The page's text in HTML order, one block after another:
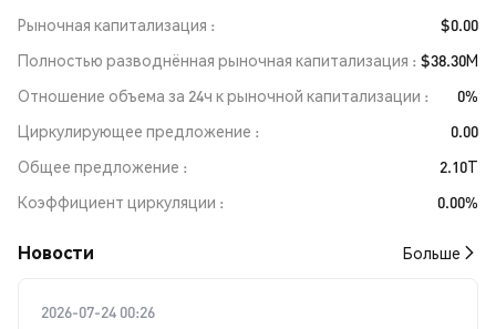
Рыночная капитализация
$0.00
Полностью разводнённая рыночная капитализация
$38.30M
Отношение объема за 24ч к рыночной капитализации
0%
Циркулирующее предложение
0.00
Общее предложение
2.10T
Коэффициент циркуляции
0.00%
Новости Больше
2026-07-24 00:26